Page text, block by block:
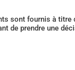
fournis à titre
de prendre une